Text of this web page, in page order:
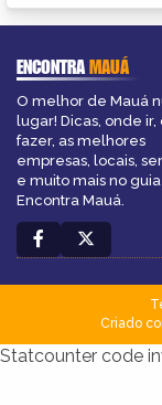
ENCONTRAMAUÁ
O melhor de Mauá
lugar! Dicas, onde ir,
fazer, as melhores
empresas, locais,
e muito mais no guia
Encontra Mauá.
Criado
Statcounter code